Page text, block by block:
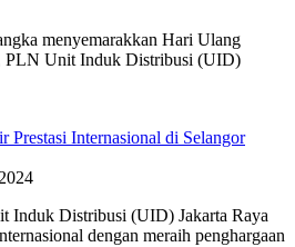
menyemarakkan Hari Ulang
PLN Unit Induk Distribusi (UID)
Internasional di Selangor
Induk Distribusi (UID) Jakarta Raya
dengan meraih penghargaan